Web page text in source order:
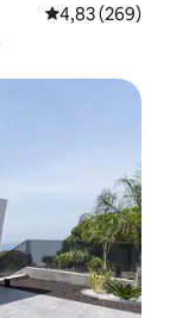
Միջին
4,83 (269)